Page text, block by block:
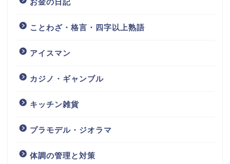
ことわざ・格言・四字以上熟語
アイスマン
カジノ・ギャンブル
キッチン雑貨
プラモデル・ジオラマ
体調の管理と対策